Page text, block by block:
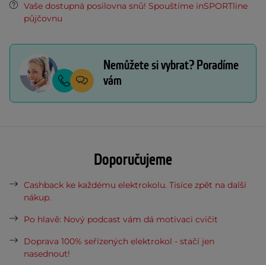
Vaše dostupná posilovna snů! Spouštíme inSPORTline
půjčovnu
Nemůžete si vybrat? Poradíme
vám
Doporučujeme
Cashback ke každému elektrokolu. Tisíce zpět na další
nákup.
Po hlavě: Nový podcast vám dá motivaci cvičit
Doprava 100% seřízených elektrokol - stačí jen
nasednout!